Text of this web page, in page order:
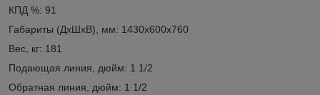
КПД %: 91
Габариты (ДxШxВ), мм: 1430х600х760
Вес, кг: 181
Подающая линия, дюйм: 1 1/2
Обратная линия, дюйм: 1 1/2